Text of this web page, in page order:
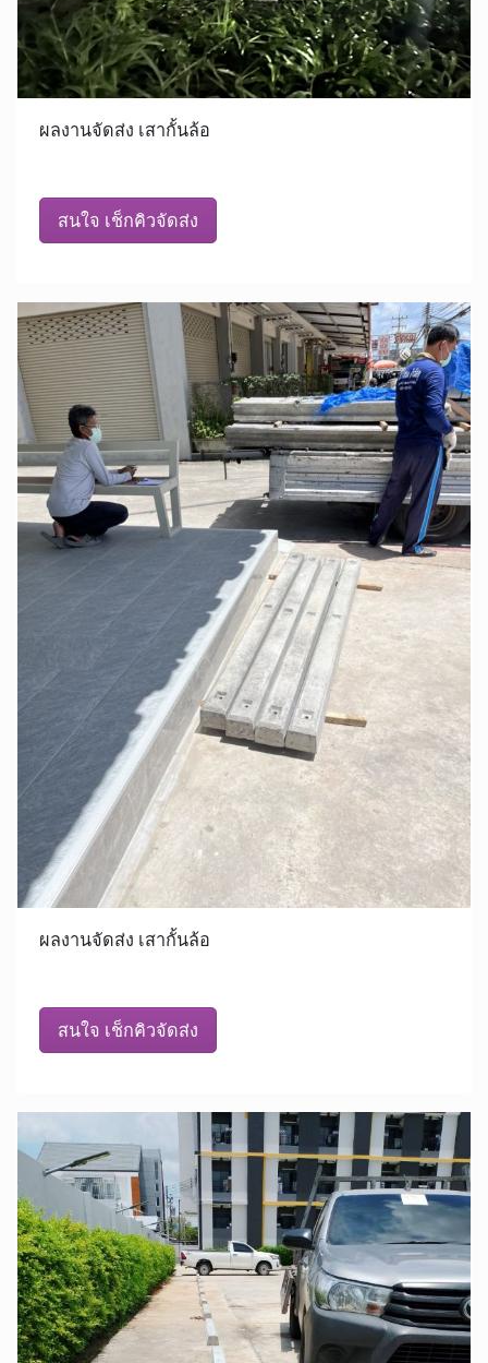
ผลงานจัดส่ง เสากั้นล้อ
สนใจ เช็กคิวจัดส่ง
ผลงานจัดส่ง เสากั้นล้อ
สนใจ เช็กคิวจัดส่ง